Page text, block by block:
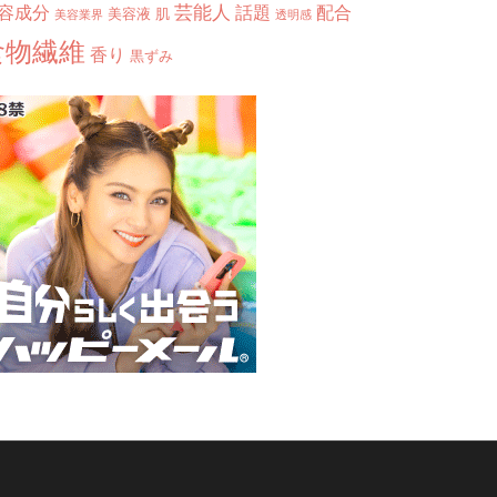
成分 美容業界 美容液 肌 芸能人 話題 透明感 配合
繊維 香り 黒ずみ